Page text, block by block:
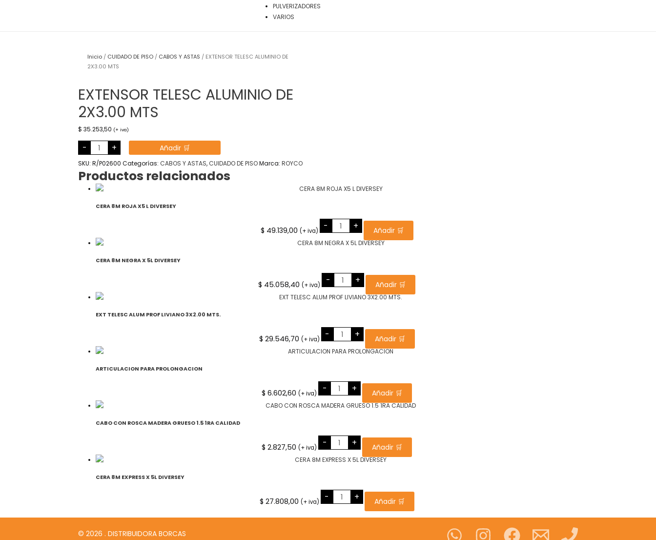
PULVERIZADORES
VARIOS
Inicio / CUIDADO DE PISO / CABOS Y ASTAS / EXTENSOR TELESC ALUMINIO DE
2X3.00 MTS
EXTENSOR TELESC ALUMINIO DE
2X3.00 MTS
$ 35.253,50 (+ iva)
- EXTENSOR
TELESC
ALUMINIO
DE
2X3.00
MTS
cantidad
+ Añadir 🛒
SKU: R/P02600 Categorías: CABOS Y ASTAS, CUIDADO DE PISOMarca: ROYCO
Productos relacionados
CERA 8M ROJA X5 L DIVERSEY
$ 49.139,00 (+ iva) - CERA
8M
ROJA
L
+ Añadir 🛒
CERA 8M NEGRA X 5L DIVERSEY
$ 45.058,40 (+ iva) - CERA
8M
NEGRA
5L
+ Añadir 🛒
EXT TELESC ALUM PROF LIVIANO 3X2.00 MTS.
$ 29.546,70 (+ iva) - EXT
TELESC
ALUM
LIVIANO
+ Añadir 🛒
ARTICULACION PARA PROLONGACION
$ 6.602,60 (+ iva) - ARTICULACION
PARA
PROLONGACION
+ Añadir 🛒
CABO CON ROSCA MADERA GRUESO 1.5 1RA CALIDAD
$ 2.827,50 (+ iva) - CABO
CON
ROSCA
GRUESO
+ Añadir 🛒
CERA 8M EXPRESS X 5L DIVERSEY
$ 27.808,00 (+ iva) - CERA
8M
EXPRESS
+ Añadir 🛒
© 2026 . DISTRIBUIDORA BORCAS